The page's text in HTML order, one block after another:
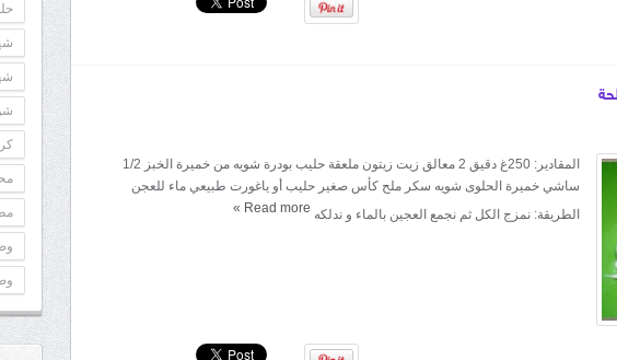
المقادير: 250غ دقيق 2 معالق زيت زيتون ملعقة حليب بودرة شويه من خميرة الخبز 1/2
ساشي خميرة الحلوى شويه سكر ملح كأس صغير حليب أو ياغورت طبيعي ماء للعجن
الطريقة: نمزج الكل ثم نجمع العجين بالماء و ندلكه Read more
»